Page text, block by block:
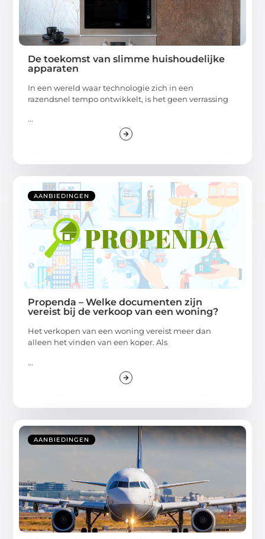
De toekomst van slimme huishoudelijke
apparaten
In een wereld waar technologie zich in een
razendsnel tempo ontwikkelt, is het geen verrassing
...
AANBIEDINGEN
Propenda – Welke documenten zijn
vereist bij de verkoop van een woning?
Het verkopen van een woning vereist meer dan
alleen het vinden van een koper. Als
...
AANBIEDINGEN